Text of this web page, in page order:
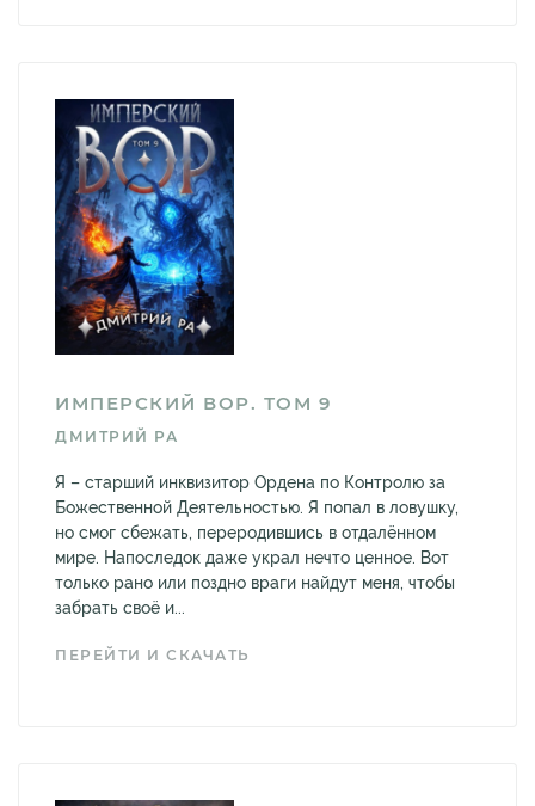
ИМПЕРСКИЙ ВОР. ТОМ 9
ДМИТРИЙ РА
Я – старший инквизитор Ордена по Контролю за
Божественной Деятельностью. Я попал в ловушку,
но смог сбежать, переродившись в отдалённом
мире. Напоследок даже украл нечто ценное. Вот
только рано или поздно враги найдут меня, чтобы
забрать своё и...
ПЕРЕЙТИ И СКАЧАТЬ